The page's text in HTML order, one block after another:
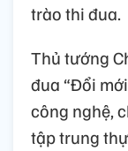
trào thi đua.
Thủ tướng
đua “Đổi
công nghệ,
tập trung